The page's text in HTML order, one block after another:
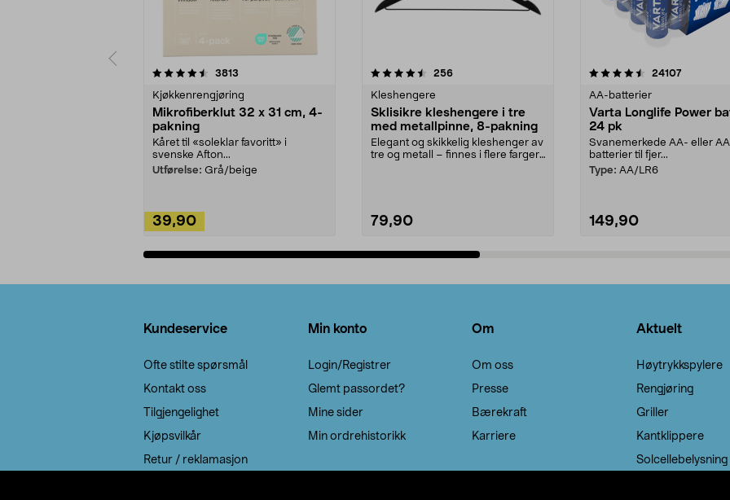
3813
Kjøkkenrengjøring
Mikrofiberklut 32 x 31 cm, 4-
pakning
Kåret til «soleklar favoritt» i
svenske Afton...
Utførelse: Grå/beige
39,90
4.5av 5 stjerner 256anmeldelser
Kleshengere
Sklisikre kleshengere i tre
med metallpinne, 8-pakning
Elegant og skikkelig kleshenger av
tre og metall – finnes i flere farger.
79,90
4.5av 5 stjerner 24107
AA-batterier
Varta Longlife Power
24 pk
Svanemerkede AA- eller
batterier til fjer...
Type: AA/LR6
149,90
4.5av 5 stjerner
Kundeservice
Ofte stilte spørsmål
Kontakt oss
Tilgjengelighet
Kjøpsvilkår
Retur / reklamasjon
Min konto
Login/Registrer
Glemt passordet?
Mine sider
Min ordrehistorikk
Om
Om oss
Presse
Bærekraft
Karriere
Aktuelt
Høytrykkspylere
Rengjøring
Griller
Kantklippere
Solcellebelysning